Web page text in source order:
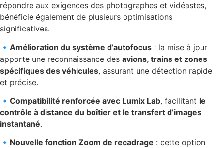
répondre aux exigences des photographes et vidéastes,
bénéficie également de plusieurs optimisations
significatives.
🔹 Amélioration du système d’autofocus : la mise à jour
apporte une reconnaissance des avions, trains et zones
spécifiques des véhicules, assurant une détection rapide
et précise.
🔹 Compatibilité renforcée avec Lumix Lab, facilitant le
contrôle à distance du boîtier et le transfert d’images
instantané.
🔹 Nouvelle fonction Zoom de recadrage : cette option